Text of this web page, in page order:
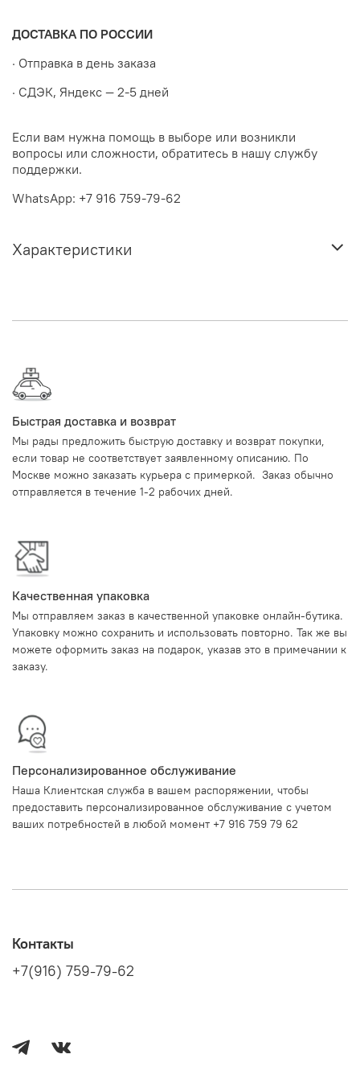
ДОСТАВКА ПО РОССИИ
· Отправка в день заказа
· СДЭК, Яндекс — 2-5 дней
Если вам нужна помощь в выборе или возникли
вопросы или сложности, обратитесь в нашу службу
поддержки.
WhatsApp: +7 916 759-79-62
Характеристики
Быстрая доставка и возврат
Мы рады предложить быструю доставку и возврат покупки,
если товар не соответствует заявленному описанию. По
Москве можно заказать курьера с примеркой. Заказ обычно
отправляется в течение 1-2 рабочих дней.
Качественная упаковка
Мы отправляем заказ в качественной упаковке онлайн-бутика.
Упаковку можно сохранить и использовать повторно. Так же вы
можете оформить заказ на подарок, указав это в примечании к
заказу.
Персонализированное обслуживание
Наша Клиентская служба в вашем распоряжении, чтобы
предоставить персонализированное обслуживание с учетом
ваших потребностей в любой момент +7 916 759 79 62
Контакты
+7(916) 759-79-62